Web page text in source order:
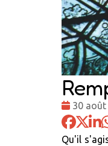
Date
:
30 août
Qu'il